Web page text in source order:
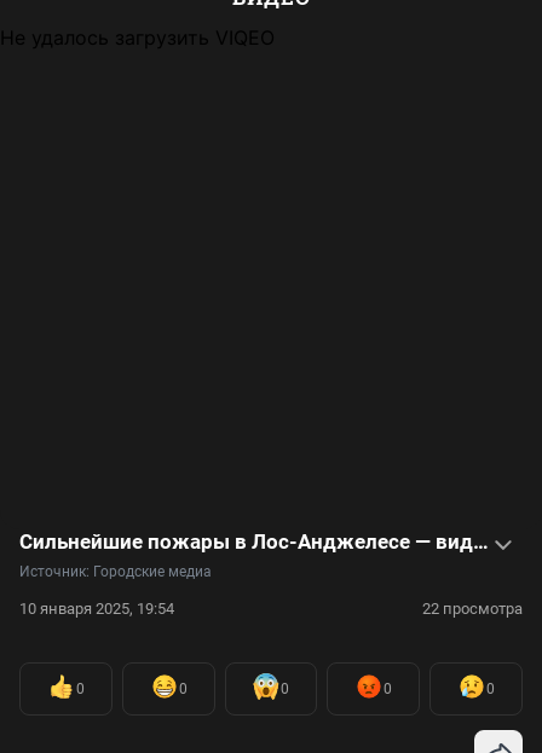
Не удалось загрузить VIQEO
Сильнейшие пожары в Лос-Анджелесе — видео
Источник: Городские медиа
10 января 2025, 19:54 22 просмотра
0 0 0 0 0